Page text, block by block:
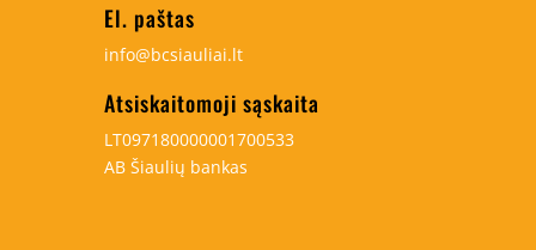
El. paštas
info@bcsiauliai.lt
Atsiskaitomoji sąskaita
LT097180000001700533
AB Šiaulių bankas